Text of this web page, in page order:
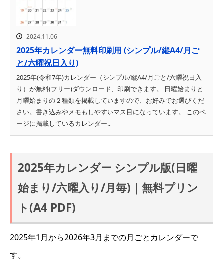
2024.11.06
2025年カレンダー無料印刷用 (シンプル/縦A4/月ご
と/六曜祝日入り)
2025年(令和7年)カレンダー（シンプル/縦A4/月ごと/六曜祝日入
り）が無料(フリー)ダウンロード、印刷できます。 日曜始まりと
月曜始まりの２種類を掲載していますので、お好みでお選びくだ
さい。書き込みやメモもしやすいマス目になっています。 このペ
ージに掲載しているカレンダー...
2025年カレンダー シンプル版(日曜
始まり/六曜入り/月毎)｜無料プリン
ト(A4 PDF)
2025年1月から2026年3月までの月ごとカレンダーで
す。